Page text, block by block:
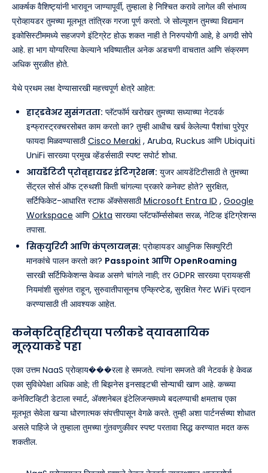
आकर्षक वैशिष्ट्यांनी भारावून जाण्यापूर्वी, तुम्हाला हे निश्चित करावे लागेल की संभाव्य
प्रोव्हायडर तुमच्या मूलभूत तांत्रिक गरजा पूर्ण करतो. जे सोल्यूशन तुमच्या विद्यमान
इकोसिस्टीममध्ये सहजपणे इंटिग्रेट होऊ शकत नाही ते निरुपयोगी आहे, हे अगदी सोपे
आहे. हा भाग योग्यरित्या केल्याने भविष्यातील अनेक अडचणी वाचतात आणि संक्रमण
अधिक सुरळीत होते.
येथे प्रथम लक्ष देण्यासारखी महत्त्वपूर्ण क्षेत्रे आहेत:
हार्डवेअर सुसंगतता: प्लॅटफॉर्म खरोखर तुमच्या सध्याच्या नेटवर्क
इन्फ्रास्ट्रक्चरसोबत काम करतो का? तुम्ही आधीच खर्च केलेल्या पैशांचा पुरेपूर
फायदा मिळवण्यासाठीCisco Meraki , Aruba, Ruckus आणि Ubiquiti
UniFi सारख्या प्रमुख व्हेंडर्ससाठी स्पष्ट सपोर्ट शोधा.
आयडेंटिटी प्रोव्हायडर इंटिग्रेशन: युजर आयडेंटिटीसाठी ते तुमच्या
सेंट्रल सोर्स ऑफ ट्रुथशी किती चांगल्या प्रकारे कनेक्ट होते? सुरक्षित,
सर्टिफिकेट-आधारित स्टाफ ॲक्सेससाठीMicrosoft Entra ID , Google
Workspace आणि Okta सारख्या प्लॅटफॉर्म्ससोबत सरळ, नेटिव्ह इंटिग्रेशन्स
तपासा.
सिक्युरिटी आणि कंप्लायन्स: प्रोव्हायडर आधुनिक सिक्युरिटी
मानकांचे पालन करतो का? Passpoint आणि OpenRoaming
सारखी सर्टिफिकेशन्स केवळ असणे चांगले नाही; तर GDPR सारख्या प्रायव्हसी
नियमांशी सुसंगत राहून, सुरुवातीपासूनच एन्क्रिप्टेड, सुरक्षित गेस्ट WiFi प्रदान
करण्यासाठी ती आवश्यक आहेत.
कनेक्टिव्हिटीच्या पलीकडे व्यावसायिक
मूल्याकडे पहा
एका उत्तम NaaS प्रोव्हाय���रला हे समजते. त्यांना समजते की नेटवर्क हे केवळ
एका सुविधेपेक्षा अधिक आहे; ती बिझनेस इनसाइटची सोन्याची खाण आहे. कच्च्या
कनेक्टिव्हिटी डेटाला स्मार्ट, ॲक्शनेबल इंटेलिजन्समध्ये बदलण्याची क्षमताच एका
मूलभूत सेवेला खऱ्या धोरणात्मक संपत्तीपासून वेगळे करते. तुम्ही अशा पार्टनर्सच्या शोधात
असले पाहिजे जे तुम्हाला तुमच्या गुंतवणुकीवर स्पष्ट परतावा सिद्ध करण्यात मदत करू
शकतील.